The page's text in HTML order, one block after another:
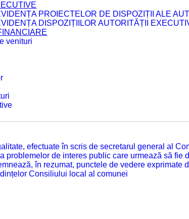
PROIECTELOR DE DISPOZIȚII ALE
DISPOZIȚIILOR AUTORITĂȚII
venituri
efectuate în scris de secretarul general al
problemelor de interes public care urmează să fie
în rezumat, punctele de vedere exprimate
Consiliului local al comunei